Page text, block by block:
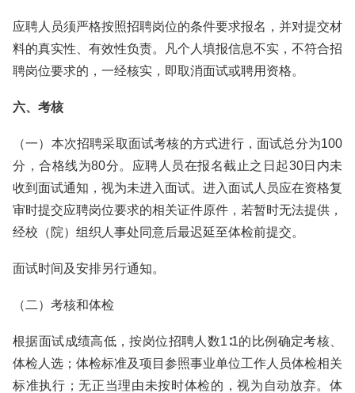
应聘人员须严格按照招聘岗位的条件要求报名，并对提交材
料的真实性、有效性负责。凡个人填报信息不实，不符合招
聘岗位要求的，一经核实，即取消面试或聘用资格。
六、考核
（一）本次招聘采取面试考核的方式进行，面试总分为100
分，合格线为80分。应聘人员在报名截止之日起30日内未
收到面试通知，视为未进入面试。进入面试人员应在资格复
审时提交应聘岗位要求的相关证件原件，若暂时无法提供，
经校（院）组织人事处同意后最迟延至体检前提交。
面试时间及安排另行通知。
（二）考核和体检
根据面试成绩高低，按岗位招聘人数1∶1的比例确定考核、
体检人选；体检标准及项目参照事业单位工作人员体检相关
标准执行；无正当理由未按时体检的，视为自动放弃。体